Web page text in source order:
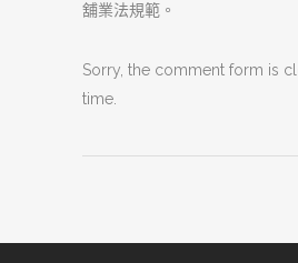
舖業法規範。
Sorry, the comment form is
time.